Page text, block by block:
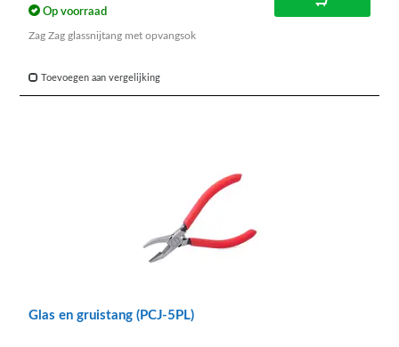
Op voorraad
Zag Zag glassnijtang met opvangsok
Toevoegen aan vergelijking
Glas en gruistang (PCJ-5PL)